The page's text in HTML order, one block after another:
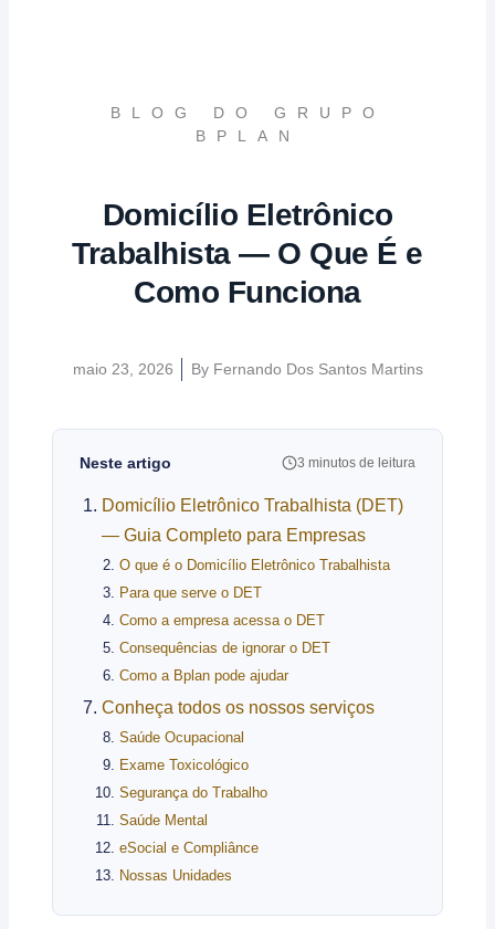
BLOG DO GRUPO
BPLAN
Domicílio Eletrônico
Trabalhista — O Que É e
Como Funciona
maio 23, 2026 ByFernando Dos Santos Martins
Neste artigo 3 minutos de leitura
Domicílio Eletrônico Trabalhista (DET)
— Guia Completo para Empresas
O que é o Domicílio Eletrônico Trabalhista
Para que serve o DET
Como a empresa acessa o DET
Consequências de ignorar o DET
Como a Bplan pode ajudar
Conheça todos os nossos serviços
Saúde Ocupacional
Exame Toxicológico
Segurança do Trabalho
Saúde Mental
eSocial e Compliânce
Nossas Unidades